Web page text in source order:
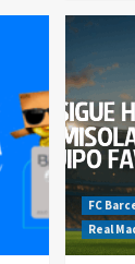
FC
Real